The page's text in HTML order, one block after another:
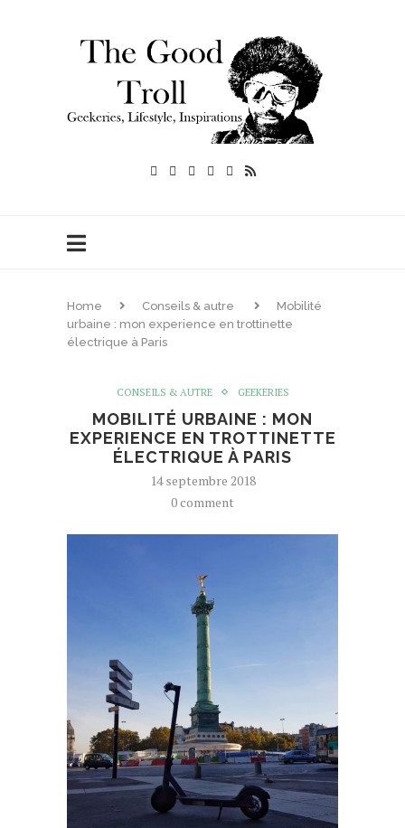
Home Conseils & autre
Mobilité
urbaine : mon experience en trottinette
électrique à Paris
CONSEILS & AUTRE GEEKERIES
MOBILITÉ URBAINE : MON
EXPERIENCE EN TROTTINETTE
ÉLECTRIQUE À PARIS
14 septembre 2018
0 comment